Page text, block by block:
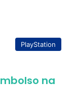
PlayStation
na